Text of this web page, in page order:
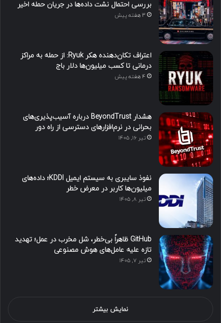
بررسی احتمال نشت داده‌ها در جریان حمله اخیر
3 هفته پیش
اعتراف تکان‌دهنده هکر Ryuk: از حمله به مراکز
درمانی تا کسب میلیون‌ها دلار باج
4 هفته پیش
هشدار BeyondTrust درباره آسیب‌پذیری‌های
بحرانی در نرم‌افزارهای دسترسی از راه دور
تیر ۱۶, ۱۴۰۵
نفوذ سایبری به سیستم ایمیل KDDI؛ داده‌های
میلیون‌ها کاربر در معرض خطر
تیر ۸, ۱۴۰۵
GitHub ظاهراً بی‌خطر، شل مخرب در عمل؛ تهدید
تازه علیه عامل‌های هوش مصنوعی
تیر ۷, ۱۴۰۵
نمایش بیشتر